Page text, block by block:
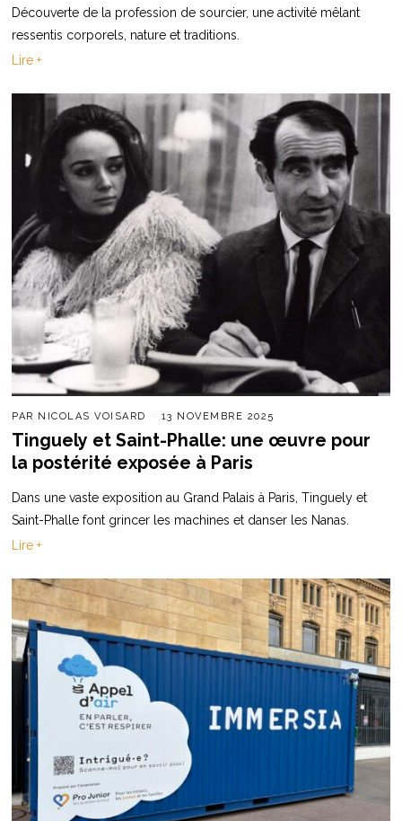
Découverte de la profession de sourcier, une activité mêlant
ressentis corporels, nature et traditions.
Lire +
PAR NICOLAS VOISARD 13 NOVEMBRE 2025
Tinguely et Saint-Phalle: une œuvre pour
la postérité exposée à Paris
Dans une vaste exposition au Grand Palais à Paris, Tinguely et
Saint-Phalle font grincer les machines et danser les Nanas.
Lire +